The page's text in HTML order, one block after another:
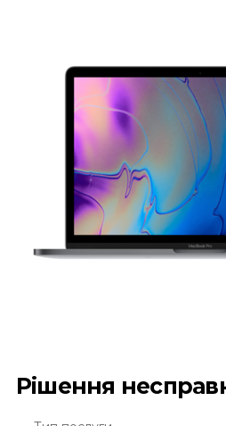
Рішення